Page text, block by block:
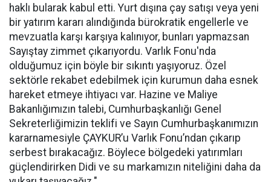
haklı bularak kabul etti. Yurt dışına çay satışı veya yeni
bir yatırım kararı alındığında bürokratik engellerle ve
mevzuatla karşı karşıya kalınıyor, bunları yapmazsan
Sayıştay zimmet çıkarıyordu. Varlık Fonu'nda
olduğumuz için böyle bir sıkıntı yaşıyoruz. Özel
sektörle rekabet edebilmek için kurumun daha esnek
hareket etmeye ihtiyacı var. Hazine ve Maliye
Bakanlığımızın talebi, Cumhurbaşkanlığı Genel
Sekreterliğimizin teklifi ve Sayın Cumhurbaşkanımızın
kararnamesiyle ÇAYKUR’u Varlık Fonu’ndan çıkarıp
serbest bırakacağız. Böylece bölgedeki yatırımları
güçlendirirken Didi ve su markamızın niteliğini daha da